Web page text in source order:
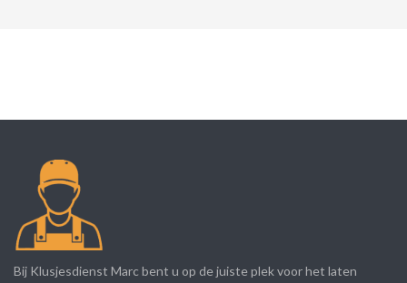
Bij Klusjesdienst Marc bent u op de juiste plek voor het laten